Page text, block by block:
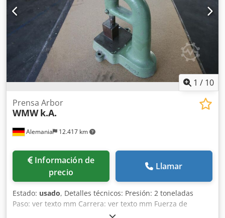
1 / 10
Alemania 12.417 km
Prensa Arbor
WMW k.A.
Información de
precio
Llamar
Estado: usado, Detalles técnicos: Presión: 2 toneladas
Paso: ver texto mm Carrera: ver texto mm Fuerza de
expresión: aprox. 2 kN Dcjdsu N Ay Rjpfx Ai Rok 5 prensas